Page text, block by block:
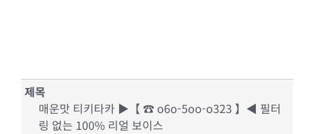
제목
매운맛 티키타카 ▶【 ☎ o6o-5oo-o323 】◀ 필터
링 없는 100% 리얼 보이스